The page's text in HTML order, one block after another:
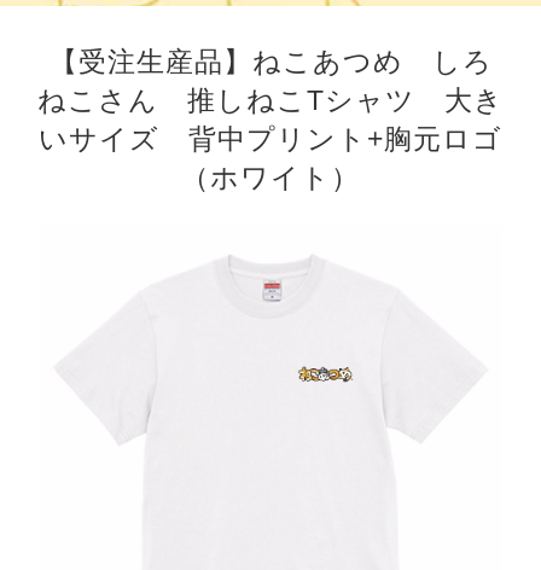
【受注生産品】ねこあつめ しろ
ねこさん 推しねこTシャツ 大き
いサイズ 背中プリント+胸元ロゴ
（ホワイト）